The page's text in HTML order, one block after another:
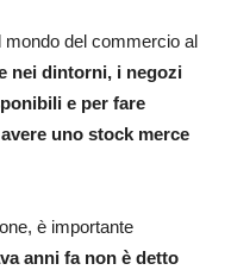
mondo del commercio al
nei dintorni, i negozi
e per fare
uno stock merce
è importante
anni fa non è detto